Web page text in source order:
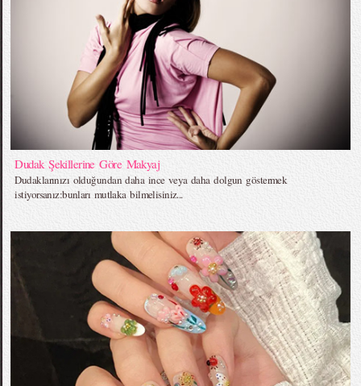
Dudak Şekillerine Göre Makyaj
Dudaklarınızı olduğundan daha ince veya daha dolgun göstermek
istiyorsanız:bunları mutlaka bilmelisiniz...